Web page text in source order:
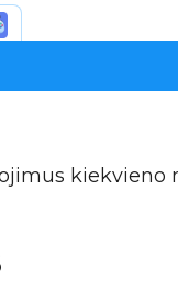
kiekvieno